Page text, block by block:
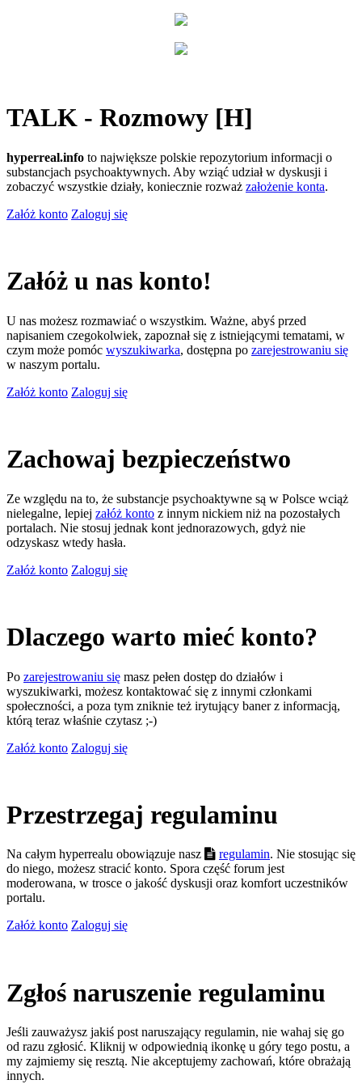
TALK - Rozmowy [H]
hyperreal.info to największe polskie repozytorium informacji o
substancjach psychoaktywnych. Aby wziąć udział w dyskusji i
zobaczyć wszystkie działy, koniecznie rozważ założenie konta.
Załóż konto Zaloguj się
Załóż u nas konto!
U nas możesz rozmawiać o wszystkim. Ważne, abyś przed
napisaniem czegokolwiek, zapoznał się z istniejącymi tematami, w
czym może pomóc wyszukiwarka, dostępna po zarejestrowaniu się
w naszym portalu.
Załóż konto Zaloguj się
Zachowaj bezpieczeństwo
Ze względu na to, że substancje psychoaktywne są w Polsce wciąż
nielegalne, lepiej załóż konto z innym nickiem niż na pozostałych
portalach. Nie stosuj jednak kont jednorazowych, gdyż nie
odzyskasz wtedy hasła.
Załóż konto Zaloguj się
Dlaczego warto mieć konto?
Po zarejestrowaniu się masz pełen dostęp do działów i
wyszukiwarki, możesz kontaktować się z innymi członkami
społeczności, a poza tym zniknie też irytujący baner z informacją,
którą teraz właśnie czytasz ;-)
Załóż konto Zaloguj się
Przestrzegaj regulaminu
Na całym hyperrealu obowiązuje nasz regulamin. Nie stosując się
do niego, możesz stracić konto. Spora część forum jest
moderowana, w trosce o jakość dyskusji oraz komfort uczestników
portalu.
Załóż konto Zaloguj się
Zgłoś naruszenie regulaminu
Jeśli zauważysz jakiś post naruszający regulamin, nie wahaj się go
od razu zgłosić. Kliknij w odpowiednią ikonkę u góry tego postu, a
my zajmiemy się resztą. Nie akceptujemy zachowań, które obrażają
innych.